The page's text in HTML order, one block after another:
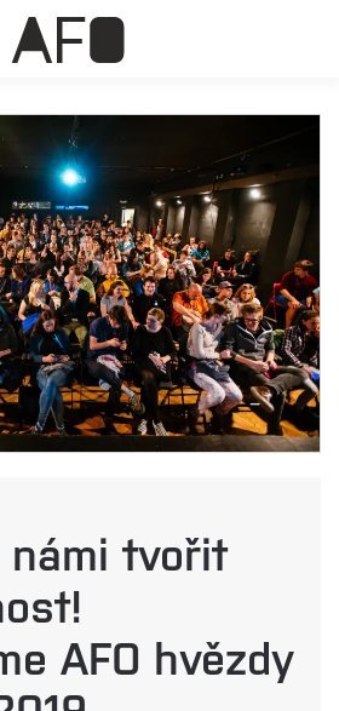
tvořit
AFO hvězdy